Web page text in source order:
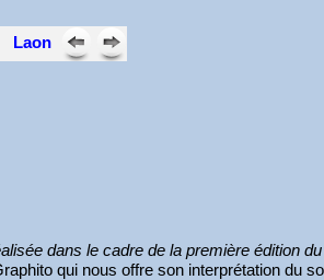
Laon
dans le cadre de la première édition
qui nous offre son interprétation du